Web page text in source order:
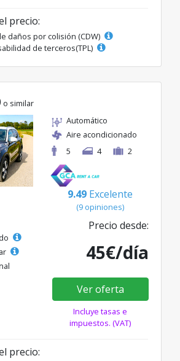
precio:
daños por colisión (CDW)
de terceros(TPL)
o similar
Automático
Aire acondicionado
5
4 2
9.49 Excelente
(9 opiniones)
Precio desde:
45€/día
Ver oferta
Incluye tasas e
impuestos. (VAT)
precio: